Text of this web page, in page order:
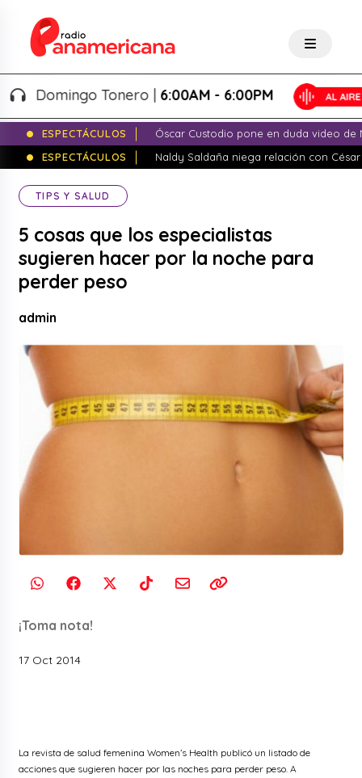
Domingo Tonero |6:00AM - 6:00PM
ESPECTÁCULOS
Óscar Custodio pone en duda video de
ESPECTÁCULOS
Naldy Saldaña niega relación con
TIPS Y SALUD
5 cosas que los especialistas
sugieren hacer por la noche para
perder peso
admin
¡Toma nota!
17 Oct 2014
La revista de salud femenina Women’s Health publicó un listado de
acciones que sugieren hacer por las noches para perder peso. A